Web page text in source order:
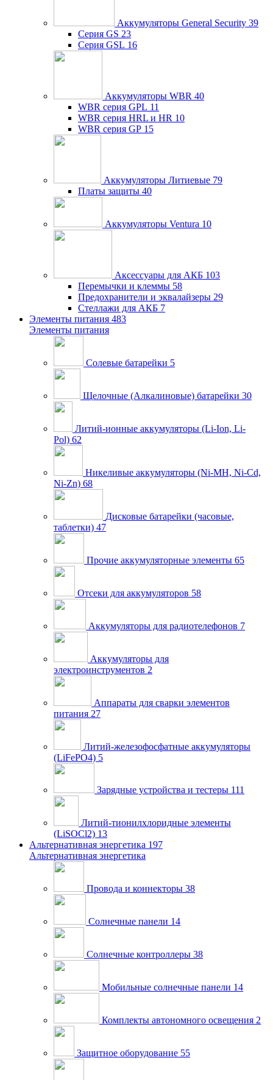
Аккумуляторы General Security 39
Серия GS 23
Серия GSL 16
Аккумуляторы WBR 40
WBR серия GPL 11
WBR серия HRL и HR 10
WBR серия GP 15
Аккумуляторы Литиевые 79
Платы защиты 40
Аккумуляторы Ventura 10
Аксессуары для АКБ 103
Перемычки и клеммы 58
Предохранители и эквалайзеры 29
Стеллажи для АКБ 7
Элементы питания 483
Элементы питания
Солевые батарейки 5
Щелочные (Алкалиновые) батарейки 30
Литий-ионные аккумуляторы (Li-Ion, Li-
Pol) 62
Никеливые аккумуляторы (Ni-MH, Ni-Cd,
Ni-Zn) 68
Дисковые батарейки (часовые,
таблетки) 47
Прочие аккумуляторные элементы 65
Отсеки для аккумуляторов 58
Аккумуляторы для радиотелефонов 7
Аккумуляторы для
электроинструментов 2
Аппараты для сварки элементов
питания 27
Литий-железофосфатные аккумуляторы
(LiFePO4) 5
Зарядные устройства и тестеры 111
Литий-тионилхлоридные элементы
(LiSOCl2) 13
Альтернативная энергетика 197
Альтернативная энергетика
Провода и коннекторы 38
Солнечные панели 14
Солнечные контроллеры 38
Мобильные солнечные панели 14
Комплекты автономного освещения 2
Защитное оборудование 55